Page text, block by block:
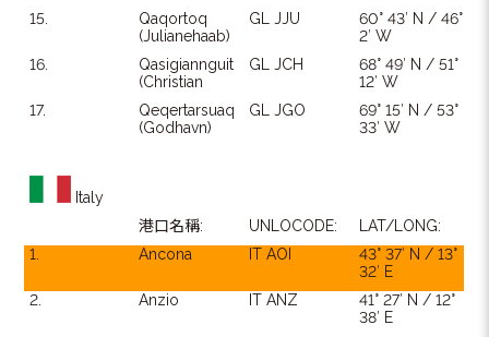
15.
Qaqortoq
(Julianehaab)
GL JJU
60° 43′ N / 46°
2′ W
16.
Qasigiannguit
(Christian
GL JCH
68° 49′ N / 51°
12′ W
17.
Qeqertarsuaq
(Godhavn)
GL JGO
69° 15′ N / 53°
33′ W
Italy
港口名稱:
UNLOCODE:
LAT/LONG:
1.
Ancona IT AOI
43° 37′ N / 13°
32′ E
2.
Anzio IT ANZ
41° 27′ N / 12°
38′ E